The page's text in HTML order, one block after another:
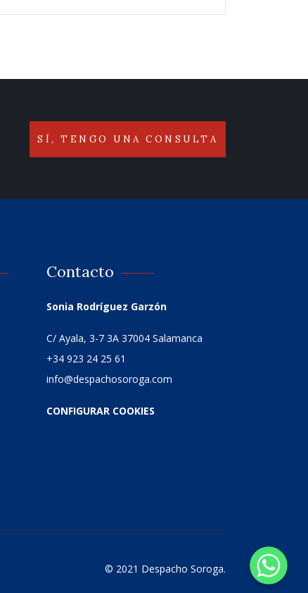
SÍ, TENGO UNA CONSULTA
Contacto
Sonia Rodríguez Garzón
C/ Ayala, 3-7 3A 37004 Salamanca
+34 923 24 25 61
info@despachosoroga.com
CONFIGURAR COOKIES
© 2021 Despacho Soroga.